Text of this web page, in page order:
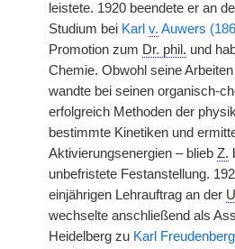
leistete. 1920 beendete er an
Studium bei Karl v. Auwers
Promotion zum Dr. phil. und
Chemie. Obwohl seine
wandte bei seinen organisch-
erfolgreich Methoden der
bestimmte Kinetiken und
Aktivierungsenergien – blieb Z.
unbefristete Festanstellung.
einjährigen Lehrauftrag an der
wechselte anschließend als
Heidelberg zu Karl